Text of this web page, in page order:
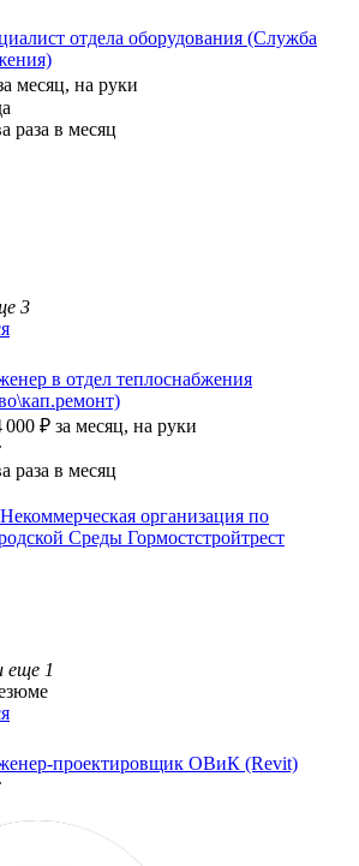
отдела оборудования (Служба
месяц, на руки
раза в месяц
3
в отдел теплоснабжения
000 ₽ за месяц, на руки
раза в месяц
организация по
Среды Гормостстройтрест
еще 1
проектировщик ОВиК (Revit)